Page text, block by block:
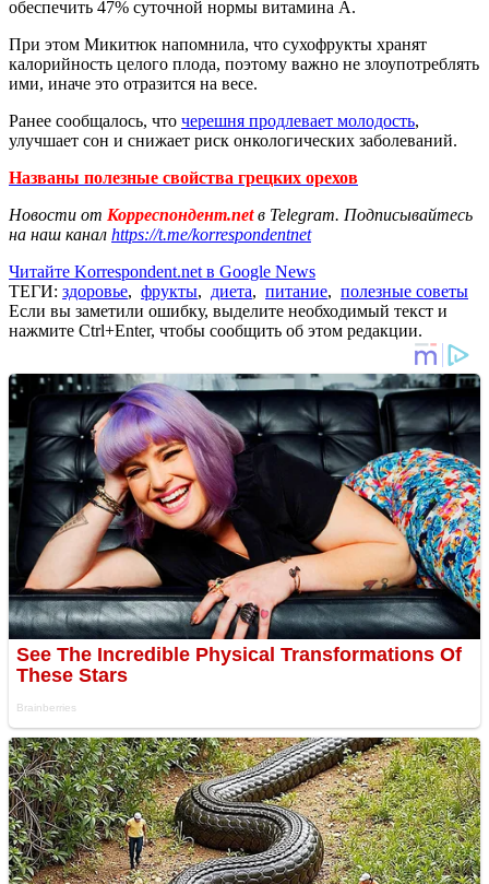
обеспечить 47% суточной нормы витамина А.
При этом Микитюк напомнила, что сухофрукты хранят
калорийность целого плода, поэтому важно не злоупотреблять
ими, иначе это отразится на весе.
Ранее сообщалось, что черешня продлевает молодость,
улучшает сон и снижает риск онкологических заболеваний.
Названы полезные свойства грецких орехов
Новости от Корреспондент.netв Telegram. Подписывайтесь
на наш канал https://t.me/korrespondentnet
Читайте Korrespondent.net в Google News
ТЕГИ: здоровье, фрукты, диета, питание, полезные советы
Если вы заметили ошибку, выделите необходимый текст и
нажмите Ctrl+Enter, чтобы сообщить об этом редакции.